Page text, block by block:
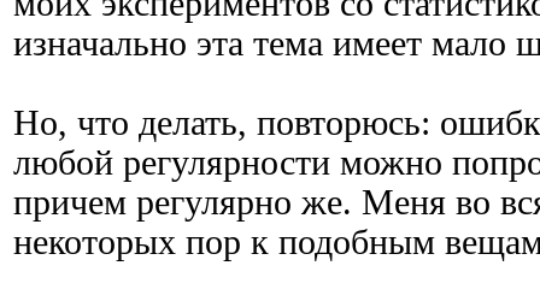
изначально эта тема имеет мало
Но, что делать, повторюсь:
любой регулярности можно
причем регулярно же. Меня во
некоторых пор к подобным